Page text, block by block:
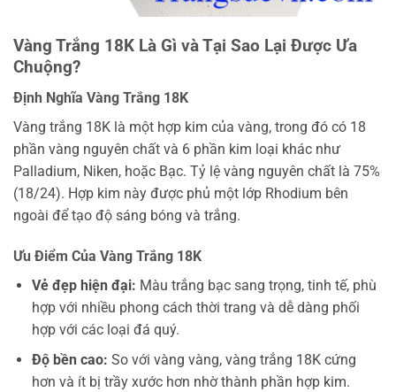
Vàng Trắng 18K Là Gì và Tại Sao Lại Được Ưa
Chuộng?
Định Nghĩa Vàng Trắng 18K
Vàng trắng 18K là một hợp kim của vàng, trong đó có 18
phần vàng nguyên chất và 6 phần kim loại khác như
Palladium, Niken, hoặc Bạc. Tỷ lệ vàng nguyên chất là 75%
(18/24). Hợp kim này được phủ một lớp Rhodium bên
ngoài để tạo độ sáng bóng và trắng.
Ưu Điểm Của Vàng Trắng 18K
Vẻ đẹp hiện đại: Màu trắng bạc sang trọng, tinh tế, phù
hợp với nhiều phong cách thời trang và dễ dàng phối
hợp với các loại đá quý.
Độ bền cao: So với vàng vàng, vàng trắng 18K cứng
hơn và ít bị trầy xước hơn nhờ thành phần hợp kim.